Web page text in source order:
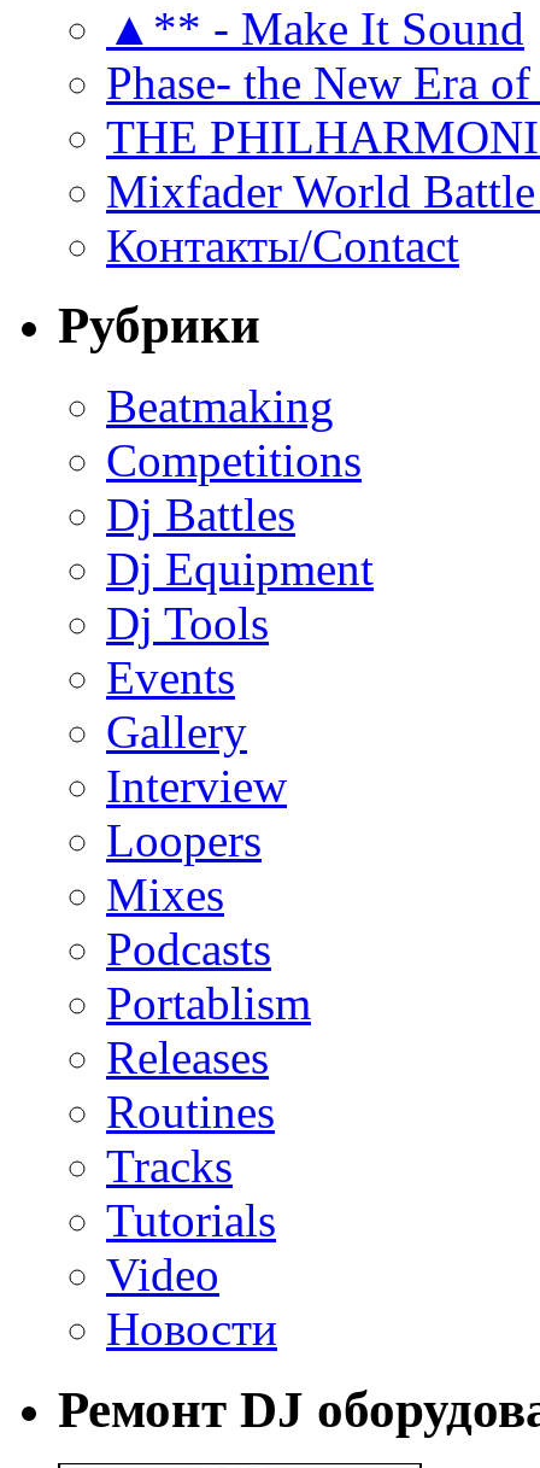
▲** - Make It Sound
Phase- the New Era
THE
Mixfader World
Контакты/Contact
Рубрики
Beatmaking
Competitions
Dj Battles
Dj Equipment
Dj Tools
Events
Gallery
Interview
Loopers
Mixes
Podcasts
Portablism
Releases
Routines
Tracks
Tutorials
Video
Новости
Ремонт DJ